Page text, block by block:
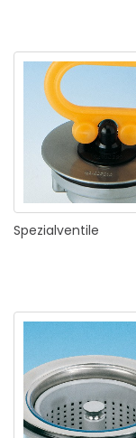
Spezialventile